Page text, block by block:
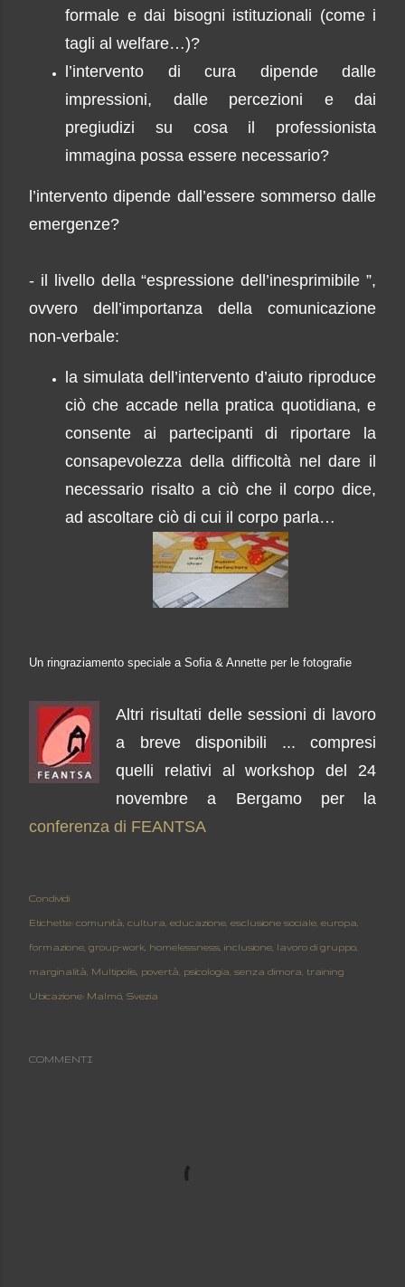
formale e dai bisogni istituzionali (come i
tagli al welfare…)?
l’intervento di cura dipende dalle
impressioni, dalle percezioni e dai
pregiudizi su cosa il professionista
immagina possa essere necessario?
l’intervento dipende dall’essere sommerso dalle
emergenze?
- il livello della “espressione dell’inesprimibile ”,
ovvero dell’importanza della comunicazione
non-verbale:
la simulata dell’intervento d’aiuto riproduce
ciò che accade nella pratica quotidiana, e
consente ai partecipanti di riportare la
consapevolezza della difficoltà nel dare il
necessario risalto a ciò che il corpo dice,
ad ascoltare ciò di cui il corpo parla…
Un ringraziamento speciale a Sofia & Annette per le fotografie
Altri risultati delle sessioni di lavoro
a breve disponibili ... compresi
quelli relativi al workshop del 24
novembre a Bergamo per la
conferenza di FEANTSA
Condividi
Etichette: comunità cultura educazione esclusione sociale europa
formazione group-work homelessness inclusione lavoro di gruppo
marginalità Multipolis povertà psicologia senza dimora training
Ubicazione: Malmö, Svezia
COMMENTI